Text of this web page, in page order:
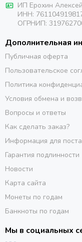
ИП Ерохин
ИНН:
ОГРНИП:
Дополнительная
Публичная оферта
Пользовательское
Политика
Условия обмена и
Вопросы и ответы
Как сделать заказ?
Информация для
Гарантия подлинности
Новости
Карта сайта
Монеты по годам
Банкноты по годам
Мы в социальных